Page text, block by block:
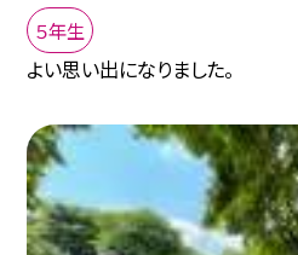
５年生
よい思い出になりました。